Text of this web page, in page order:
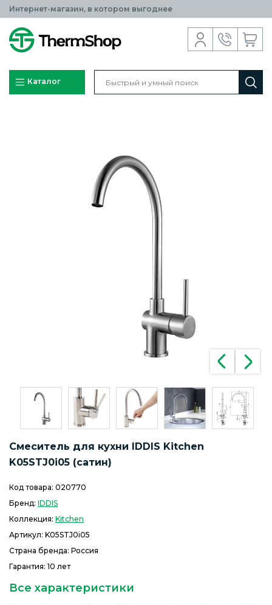
Интернет-магазин, в котором выгоднее
Каталог
Смеситель для кухни IDDIS Kitchen
K05STJ0i05 (сатин)
Код товара: 020770
Бренд: IDDIS
Коллекция: Kitchen
Артикул: K05STJ0i05
Страна бренда: Россия
Гарантия: 10 лет
Все характеристики